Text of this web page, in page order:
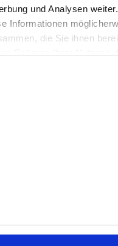
und Analysen
Informationen
die Sie ihnen
Rahmen Ihrer Nutzung